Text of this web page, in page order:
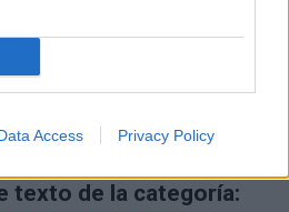
Access Privacy Policy
texto de la categoría: